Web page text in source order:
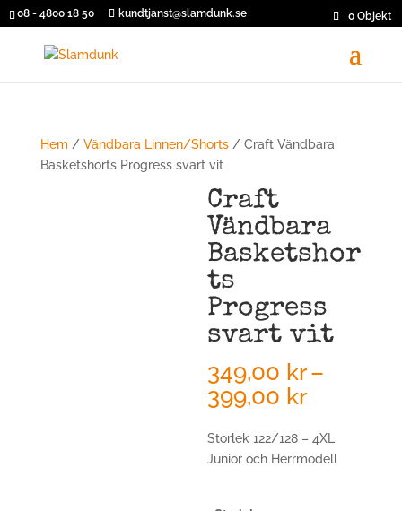
08 - 4800 18 50 kundtjanst@slamdunk.se 0 Objekt
Hem / Vändbara Linnen/Shorts/ Craft Vändbara
Basketshorts Progress svart vit
Craft
Vändbara
Basketshor
ts
Progress
svart vit
349,00 kr–
399,00 kr
till
399,00
Storlek 122/128 – 4XL.
Junior och Herrmodell